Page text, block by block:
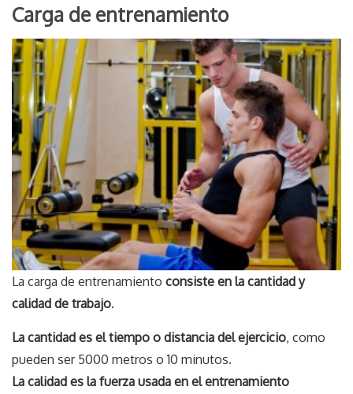
Carga de entrenamiento
La carga de entrenamiento consiste en la cantidad y
calidad de trabajo.
La cantidad es el tiempo o distancia del ejercicio, como
pueden ser 5000 metros o 10 minutos.
La calidad es la fuerza usada en el entrenamiento